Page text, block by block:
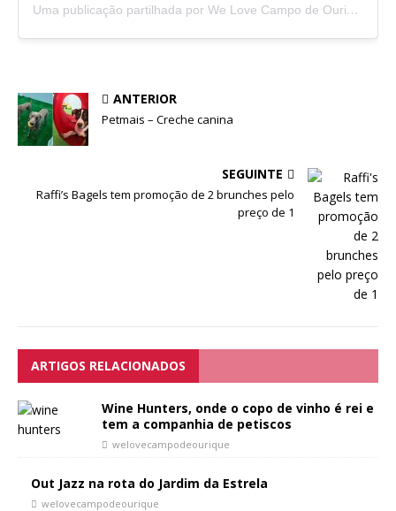
Uma publicação partilhada por We Love Campo de Ourique (@welovecampodeourique)
ANTERIOR
Petmais – Creche canina
SEGUINTE
Raffi’s Bagels tem promoção de 2 brunches pelo
preço de 1
ARTIGOS RELACIONADOS
Wine Hunters, onde o copo de vinho é rei e
tem a companhia de petiscos
welovecampodeourique
Out Jazz na rota do Jardim da Estrela
welovecampodeourique